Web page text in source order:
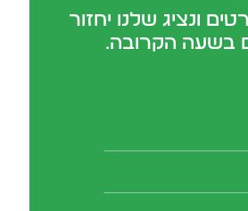
ונציג שלנו יחזור
בשעה הקרובה.